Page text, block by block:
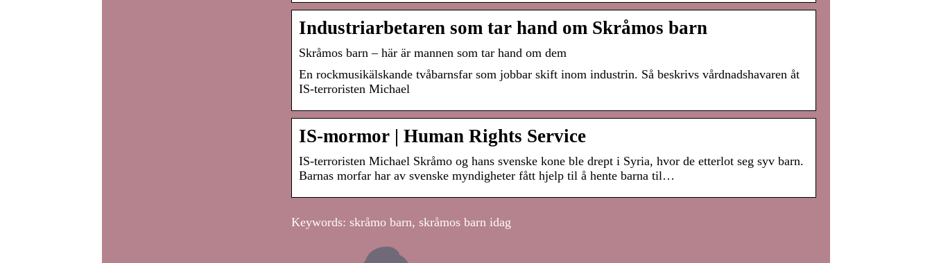
Industriarbetaren som tar hand om Skråmos barn
Skråmos barn – här är mannen som tar hand om dem
En rockmusikälskande tvåbarnsfar som jobbar skift inom industrin. Så beskrivs vårdnadshavaren åt
IS-terroristen Michael
IS-mormor | Human Rights Service
IS-terroristen Michael Skråmo og hans svenske kone ble drept i Syria, hvor de etterlot seg syv barn.
Barnas morfar har av svenske myndigheter fått hjelp til å hente barna til…
Keywords: skråmo barn, skråmos barn idag